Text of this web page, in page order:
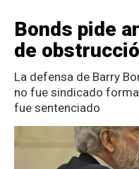
Bonds pide
de
La defensa de Barry
no fue sindicado
fue sentenciado